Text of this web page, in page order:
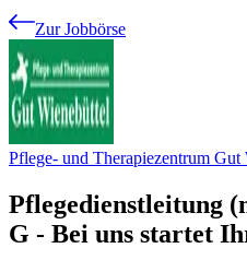
Zur Jobbörse
Pflege- und Therapiezentrum Gut
Pflegedienstleitung
G - Bei uns startet